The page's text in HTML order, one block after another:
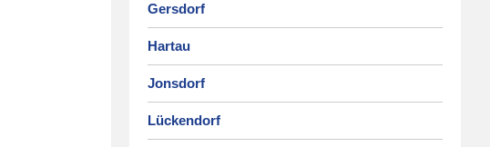
Gersdorf
Hartau
Jonsdorf
Lückendorf